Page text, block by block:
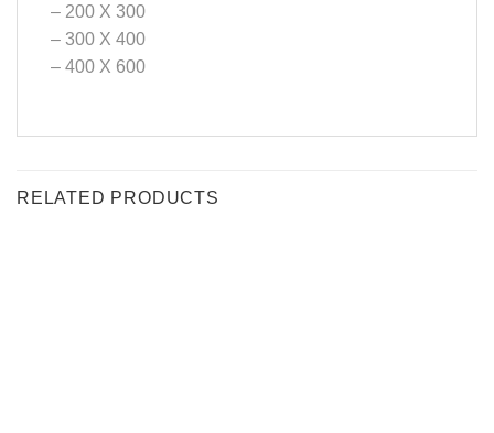
– 200 X 300
– 300 X 400
– 400 X 600
RELATED PRODUCTS